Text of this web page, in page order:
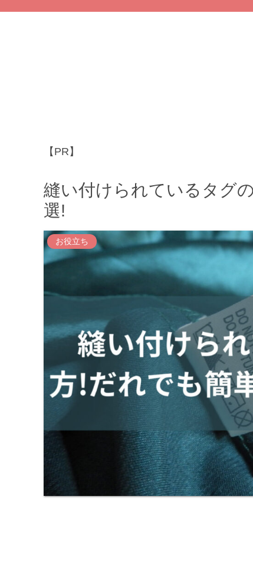
【PR】
縫い付けられているタグ
選!
お役立ち